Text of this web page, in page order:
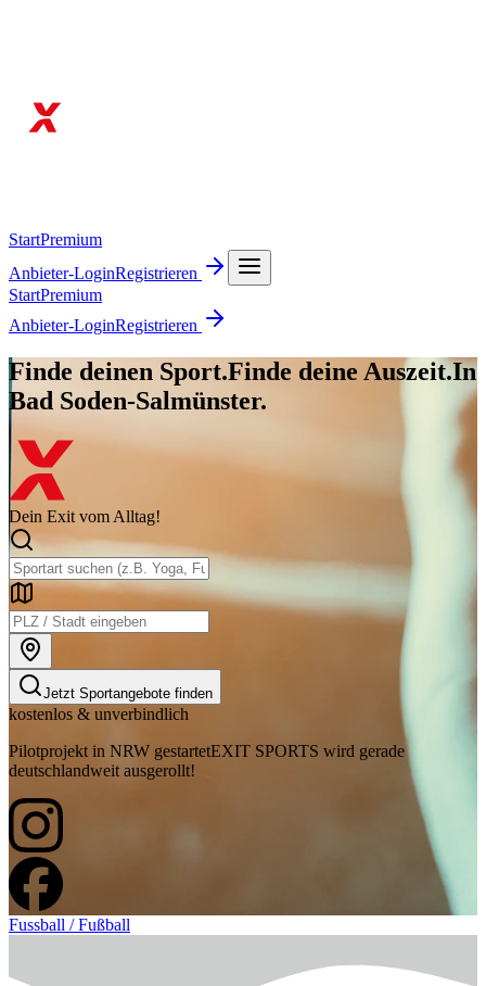
StartPremium
Anbieter-LoginRegistrieren
StartPremium
Anbieter-LoginRegistrieren
Finde deinen Sport.Finde deine Auszeit.In
Bad Soden-Salmünster.
Dein Exit vom Alltag!
Jetzt Sportangebote finden
kostenlos & unverbindlich
Pilotprojekt in NRW gestartetEXIT SPORTS wird gerade
deutschlandweit ausgerollt!
Fussball / Fußball